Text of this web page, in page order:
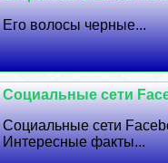
Его волосы черные...
Социальные сети
Социальные сети
Интересные факты...